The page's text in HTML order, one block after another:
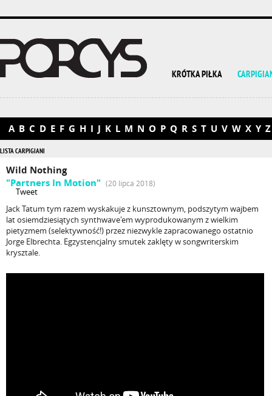
KRÓTKA PIŁKA
A B C D E F G H I J K L M N O P Q R S T U V W X Y Z
LISTA CARPIGIANI
Wild Nothing
"Partners In Motion" (20 lipca 2018)
Tweet
Jack Tatum tym razem wyskakuje z kunsztownym, podszytym wajbem
lat osiemdziesiątych synthwave'em wyprodukowanym z wielkim
pietyzmem (selektywność!) przez niezwykle zapracowanego ostatnio
Jorge Elbrechta. Egzystencjalny smutek zaklęty w songwriterskim
krysztale.